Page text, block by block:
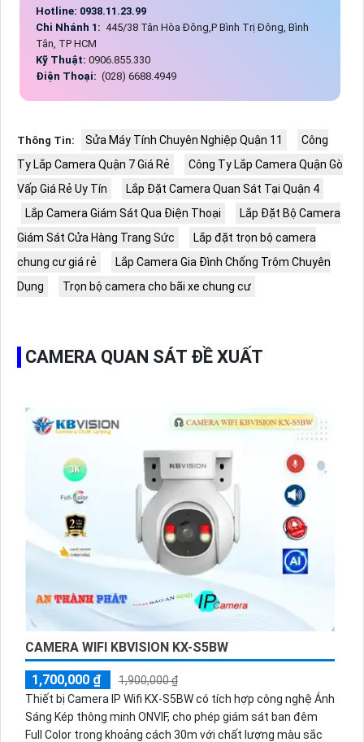
Hotline: 0938.11.23.99
Chi Nhánh 1: 445/38 Tân Hòa Đông,P Bình Trị Đông, Bình
Tân, TP HCM
Kỹ Thuật: 0906.855.330
Điện Thoại: (028) 6688.4949
Thông Tin: Sửa Máy Tính Chuyên Nghiệp Quận 11
Công
Ty Lắp Camera Quận 7 Giá Rẻ
Công Ty Lắp Camera Quận Gò
Vấp Giá Rẻ Uy Tín
Lắp Đặt Camera Quan Sát Tại Quận 4
Lắp Camera Giám Sát Qua Điện Thoại
Lắp Đặt Bộ Camera
Giám Sát Cửa Hàng Trang Sức
Lắp đặt trọn bộ camera
chung cư giá rẻ
Lắp Camera Gia Đình Chống Trộm Chuyên
Dụng
Trọn bộ camera cho bãi xe chung cư
CAMERA QUAN SÁT ĐỀ XUẤT
CAMERA WIFI KBVISION KX-S5BW
1,700,000 ₫
1,900,000 ₫
Thiết bị Camera IP Wifi KX-S5BW có tích hợp công nghệ Ánh
Sáng Kép thông minh ONVIF, cho phép giám sát ban đêm
Full Color trong khoảng cách 30m với chất lượng màu sắc